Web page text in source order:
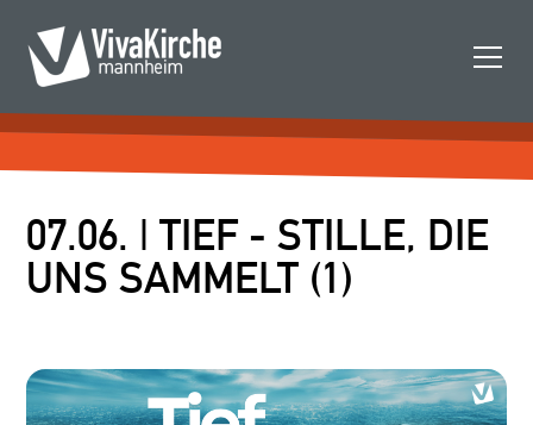
07.06. | TIEF - STILLE, DIE
UNS SAMMELT (1)